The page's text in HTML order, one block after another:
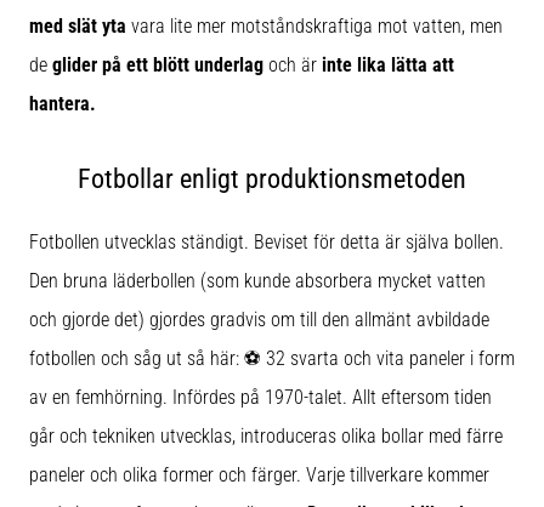
med slät yta vara lite mer motståndskraftiga mot vatten, men
de glider på ett blött underlag och är inte lika lätta att
hantera.
Fotbollar enligt produktionsmetoden
Fotbollen utvecklas ständigt. Beviset för detta är själva bollen.
Den bruna läderbollen (som kunde absorbera mycket vatten
och gjorde det) gjordes gradvis om till den allmänt avbildade
fotbollen och såg ut så här: ⚽ 32 svarta och vita paneler i form
av en femhörning. Infördes på 1970-talet. Allt eftersom tiden
går och tekniken utvecklas, introduceras olika bollar med färre
paneler och olika former och färger. Varje tillverkare kommer